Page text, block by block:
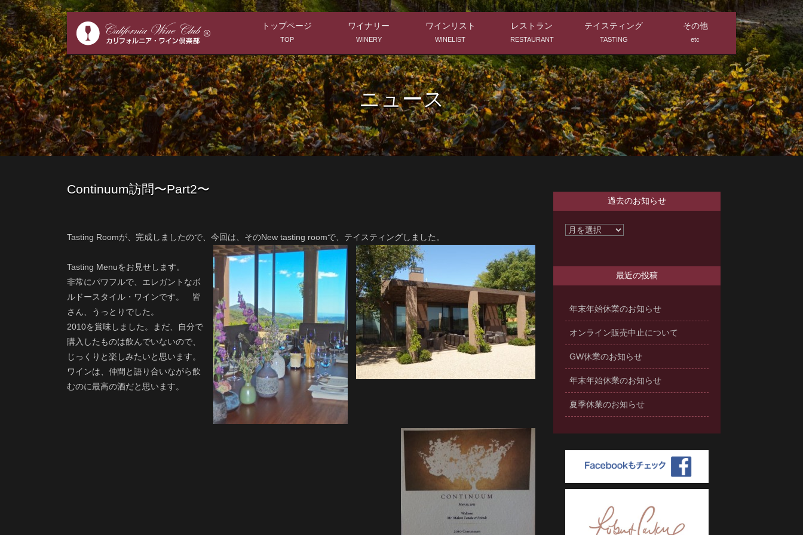
トップページ
TOP
ワイナリー
WINERY
ワインリスト
WINELIST
レストラン
RESTAURANT
テイスティング
TASTING
その他
etc
ニュース
Continuum訪問〜Part2〜
Tasting Roomが、完成しましたので、今回は、そのNew tasting roomで、テイスティングしました。
Tasting Menuをお見せします。
非常にパワフルで、エレガントなボ
ルドースタイル・ワインです。 皆
さん、うっとりでした。
2010を賞味しました。まだ、自分で
購入したものは飲んでいないので、
じっくりと楽しみたいと思います。
ワインは、仲間と語り合いながら飲
むのに最高の酒だと思います。
過去のお知らせ
最近の投稿
年末年始休業のお知らせ
オンライン販売中止について
GW休業のお知らせ
年末年始休業のお知らせ
夏季休業のお知らせ